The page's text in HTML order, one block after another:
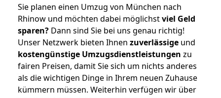
Sie planen einen Umzug von München nach
Rhinow und möchten dabei möglichstviel Geld
sparen? Dann sind Sie bei uns genau richtig!
Unser Netzwerk bieten Ihnen zuverlässige und
kostengünstige Umzugsdienstleistungen zu
fairen Preisen, damit Sie sich um nichts anderes
als die wichtigen Dinge in Ihrem neuen Zuhause
kümmern müssen. Weiterhin verfügen wir über